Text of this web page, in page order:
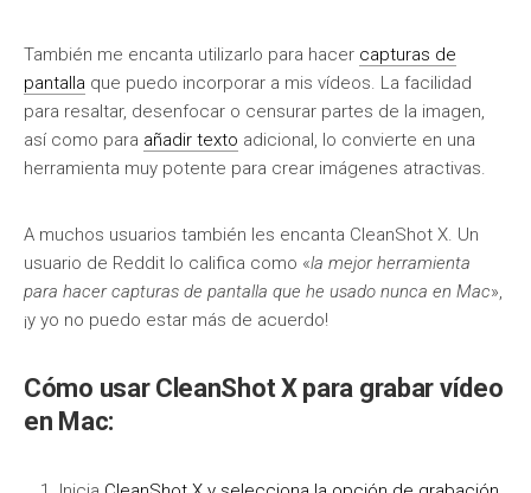
También me encanta utilizarlo para hacer capturas de
pantalla que puedo incorporar a mis vídeos. La facilidad
para resaltar, desenfocar o censurar partes de la imagen,
así como para añadir texto adicional, lo convierte en una
herramienta muy potente para crear imágenes atractivas.
A muchos usuarios también les encanta CleanShot X. Un
usuario de Reddit lo califica como «la mejor herramienta
para hacer capturas de pantalla que he usado nunca en Mac»,
¡y yo no puedo estar más de acuerdo!
Cómo usar CleanShot X para grabar vídeo
en Mac: